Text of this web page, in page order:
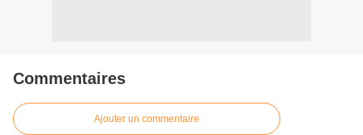
Commentaires
Ajouter un commentaire